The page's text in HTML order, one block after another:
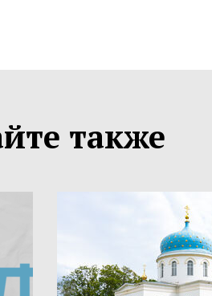
также